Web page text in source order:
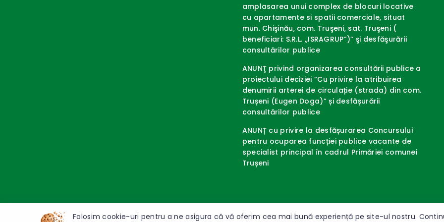
amplasarea unui complex de blocuri locative
cu apartamente si spatii comerciale, situat
mun. Chişinău, com. Truşeni, sat. Truşeni (
beneficiari: S.R.L. ,,ISRAGRUP”)” şi desfăşurării
consultărilor publice
ANUNŢ privind organizarea consultării publice a
proiectului deciziei ”Cu privire la atribuirea
denumirii arterei de circulație (strada) din com.
Trușeni (Eugen Doga)” și desfășurării
consultărilor publice
ANUNȚ cu privire la desfășurarea Concursului
pentru ocuparea funcției publice vacante de
specialist principal în cadrul Primăriei comunei
Trușeni
Folosim cookie-uri pentru a ne asigura că vă oferim cea mai bună experiență pe site-ul nostru.